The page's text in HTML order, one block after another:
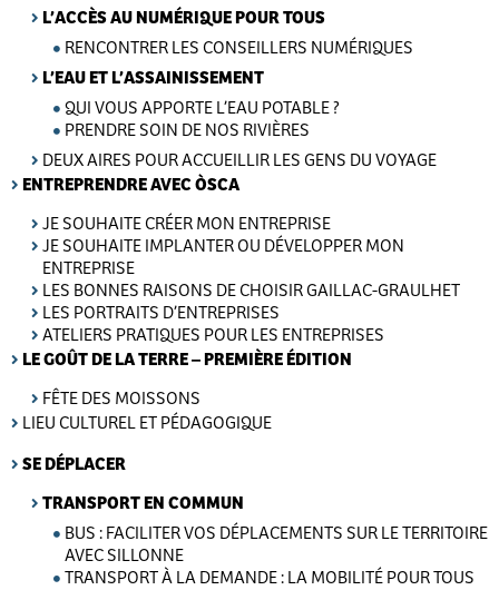
L’ACCÈS AU NUMÉRIQUE POUR TOUS
RENCONTRER LES CONSEILLERS NUMÉRIQUES
L’EAU ET L’ASSAINISSEMENT
QUI VOUS APPORTE L’EAU POTABLE ?
PRENDRE SOIN DE NOS RIVIÈRES
DEUX AIRES POUR ACCUEILLIR LES GENS DU VOYAGE
ENTREPRENDRE AVEC ÒSCA
JE SOUHAITE CRÉER MON ENTREPRISE
JE SOUHAITE IMPLANTER OU DÉVELOPPER MON
ENTREPRISE
LES BONNES RAISONS DE CHOISIR GAILLAC-GRAULHET
LES PORTRAITS D’ENTREPRISES
ATELIERS PRATIQUES POUR LES ENTREPRISES
LE GOÛT DE LA TERRE – PREMIÈRE ÉDITION
FÊTE DES MOISSONS
LIEU CULTUREL ET PÉDAGOGIQUE
SE DÉPLACER
TRANSPORT EN COMMUN
BUS : FACILITER VOS DÉPLACEMENTS SUR LE TERRITOIRE
AVEC SILLONNE
TRANSPORT À LA DEMANDE : LA MOBILITÉ POUR TOUS